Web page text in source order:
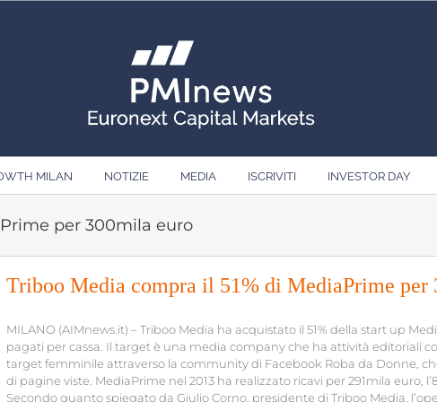
MILAN NOTIZIE MEDIA ISCRIVITI INVESTOR DAY
per 300mila euro
Triboo Media compra il 51% di MediaPrime per
MILANO (AIMnews.it) – Triboo Media ha acquistato il 51% della start up
pagati per cassa. Il target è una media company che ha attività editoriali
target femminile attraverso la community di Facebook Roba da Donne,
di pagine viste. MediaPrime nel 2013 ha realizzato ricavi per 291mila euro,
Secondo quanto spiegato da Giulio Corno, presidente di Triboo Media,